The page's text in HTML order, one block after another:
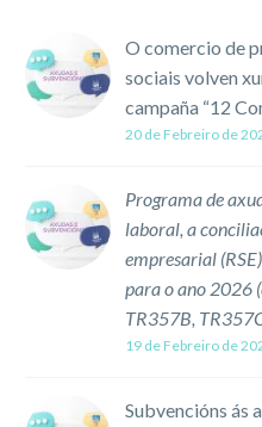
O comercio de
sociais volven
campaña “12
20 de Febreiro de
Programa de
laboral, a
empresarial
para o ano 2026
TR357B,
19 de Febreiro de
Subvencións ás